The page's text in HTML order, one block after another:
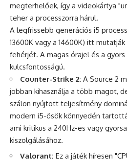
megterhelőek, így a videokártya
teher a processzorra hárul.
A legfrissebb generációs i5
13600K vagy a 14600K) itt
fehérjét. A magas órajel és a
kulcsfontosságú.
Counter-Strike 2: A Source 2
jobban kihasználja a több magot,
szálon nyújtott teljesítmény
modern i5-ösök könnyedén
ami kritikus a 240Hz-es vagy
kiszolgálásához.
Valorant: Ez a játék híresen